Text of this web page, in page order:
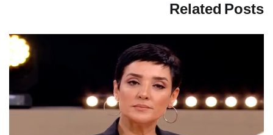
Related Posts